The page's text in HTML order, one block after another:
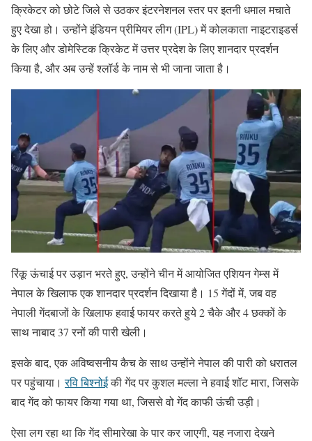
क्रिकेटर को छोटे जिले से उठकर इंटरनेशनल स्तर पर इतनी धमाल मचाते
हुए देखा हो। उन्होंने इंडियन प्रीमियर लीग (IPL) में कोलकाता नाइटराइडर्स
के लिए और डोमेस्टिक क्रिकेट में उत्तर प्रदेश के लिए शानदार प्रदर्शन
किया है, और अब उन्हें श्लॉर्ड के नाम से भी जाना जाता है।
रिंकू ऊंचाई पर उड़ान भरते हुए, उन्होंने चीन में आयोजित एशियन गेम्स में
नेपाल के खिलाफ एक शानदार प्रदर्शन दिखाया है। 15 गेंदों में, जब वह
नेपाली गेंदबाजों के खिलाफ हवाई फायर करते हुये 2 चैके और 4 छक्कों के
साथ नाबाद 37 रनों की पारी खेली।
इसके बाद, एक अविष्वसनीय कैच के साथ उन्होंने नेपाल की पारी को धरातल
पर पहुंचाया।रवि बिश्नोईकी गेंद पर कुशल मल्ला ने हवाई शॉट मारा, जिसके
बाद गेंद को फायर किया गया था, जिससे वो गेंद काफी ऊंची उड़ी।
ऐसा लग रहा था कि गेंद सीमारेखा के पार कर जाएगी, यह नजारा देखने